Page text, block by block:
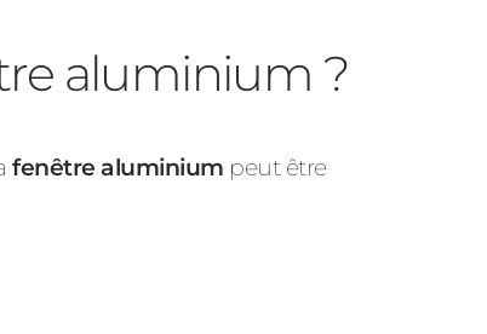
aluminium ?
fenêtre aluminium peut être